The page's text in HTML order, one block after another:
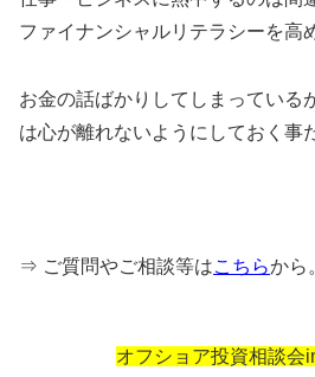
ファイナンシャルリテラシーを高
お金の話ばかりしてしまっている
は心が離れないようにしておく事
⇒ ご質問やご相談等はこちらから
オフショア投資相談会